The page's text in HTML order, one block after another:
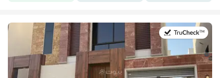
في:9 يوليو 2026